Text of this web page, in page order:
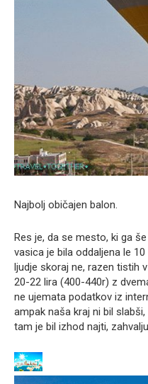
Najbolj običajen balon.
Res je, da se mesto, ki ga
vasica je bila oddaljena le
ljudje skoraj ne, razen tistih
20-22 lira (400-440r) z
ne ujemata podatkov iz
ampak naša kraj ni bil
tam je bil izhod najti,